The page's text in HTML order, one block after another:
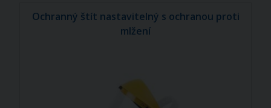
Ochranný štít nastavitelný s ochranou proti
mlžení